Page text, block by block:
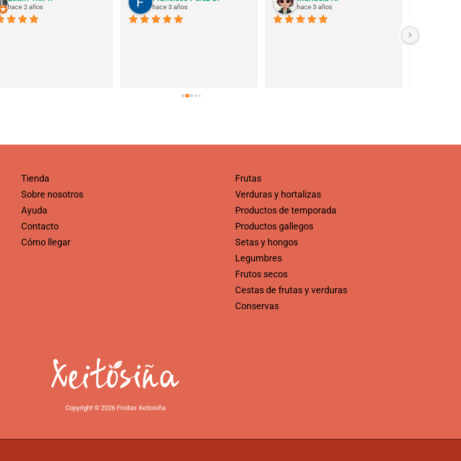
hace 2 años hace 3 años hace 3 años
Tienda
Sobre nosotros
Ayuda
Contacto
Cómo llegar
Frutas
Verduras y hortalizas
Productos de temporada
Productos gallegos
Setas y hongos
Legumbres
Frutos secos
Cestas de frutas y verduras
Conservas
Copyright © 2026 Froitas Xeitosiña